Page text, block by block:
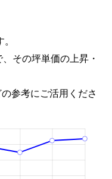
その坪単価の上昇・
参考にご活用くださ